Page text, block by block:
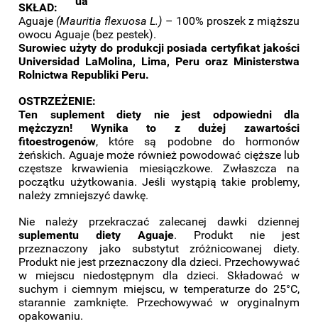
SKŁAD:
Aguaje (Mauritia flexuosa L.) – 100% proszek z miąższu
owocu Aguaje (bez pestek).
Surowiec użyty do produkcji posiada certyfikat jakości
Universidad LaMolina, Lima, Peru oraz Ministerstwa
Rolnictwa Republiki Peru.
OSTRZEŻENIE:
Ten suplement diety nie jest odpowiedni dla
mężczyzn! Wynika to z dużej zawartości
fitoestrogenów, które są podobne do hormonów
żeńskich. Aguaje może również powodować cięższe lub
częstsze krwawienia miesiączkowe. Zwłaszcza na
początku użytkowania. Jeśli wystąpią takie problemy,
należy zmniejszyć dawkę.
Nie należy przekraczać zalecanej dawki dziennej
suplementu diety Aguaje. Produkt nie jest
przeznaczony jako substytut zróżnicowanej diety.
Produkt nie jest przeznaczony dla dzieci. Przechowywać
w miejscu niedostępnym dla dzieci. Składować w
suchym i ciemnym miejscu, w temperaturze do 25°C,
starannie zamknięte. Przechowywać w oryginalnym
opakowaniu.